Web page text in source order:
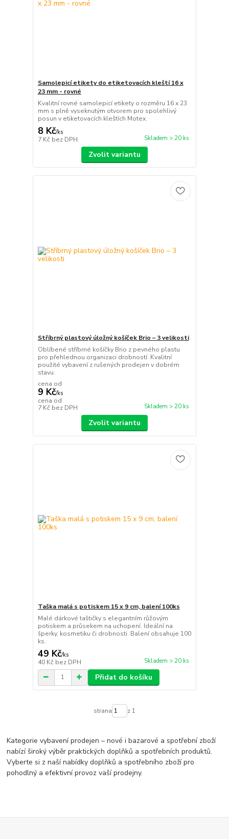
Samolepicí etikety do etiketovacích kleští 16 x
23 mm - rovné
Kvalitní rovné samolepicí etikety o rozměru 16 x 23
mm s plně vyseknutým otvorem pro spolehlivý
posun v etiketovacích kleštích Motex.
8 Kč/ks
7 Kč bez DPH Skladem > 20 ks
Zvolit variantu
Stříbrný plastový úložný košíček Brio – 3 velikosti
Oblíbené stříbrné košíčky Brio z pevného plastu
pro přehlednou organizaci drobností. Kvalitní
použité vybavení z rušených prodejen v dobrém
stavu.
cena od
9 Kč/ks
cena od
7 Kč bez DPH Skladem > 20 ks
Zvolit variantu
Taška malá s potiskem 15 x 9 cm, balení 100ks
Malé dárkové taštičky s elegantním růžovým
potiskem a průsekem na uchopení. Ideální na
šperky, kosmetiku či drobnosti. Balení obsahuje 100
ks.
49 Kč/ks
40 Kč bez DPH Skladem > 20 ks
Přidat do košíku
strana z 1
Kategorie vybavení prodejen – nové i bazarové a spotřební zboží
nabízí široký výběr praktických doplňků a spotřebních produktů.
Vyberte si z naší nabídky doplňků a spotřebního zboží pro
pohodlný a efektivní provoz vaší prodejny.